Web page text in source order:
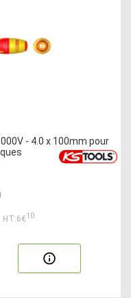
- 4.0 x 100mm pour
HT:6€10